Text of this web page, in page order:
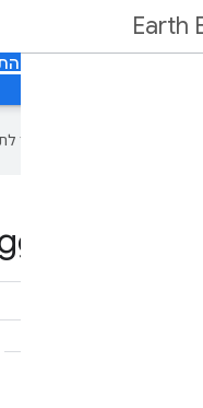
Earth
כל
t2 in